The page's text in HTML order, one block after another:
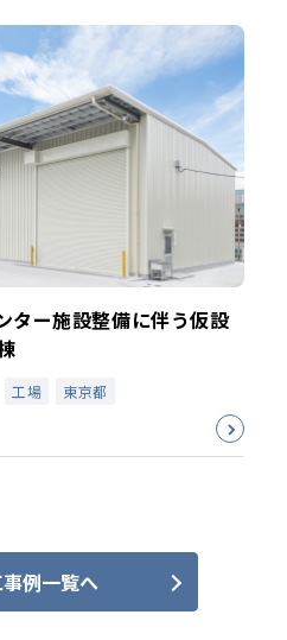
ター施設整備に伴う仮設
工場 東京都
例一覧へ